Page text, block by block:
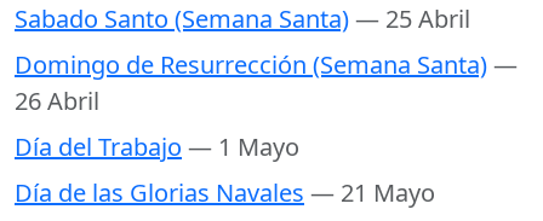
Sabado Santo (Semana Santa)— 25 Abril
Domingo de Resurrección (Semana Santa)—
26 Abril
Día del Trabajo — 1 Mayo
Día de las Glorias Navales — 21 Mayo